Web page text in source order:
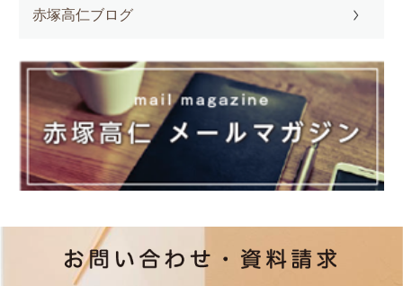
赤塚高仁ブログ